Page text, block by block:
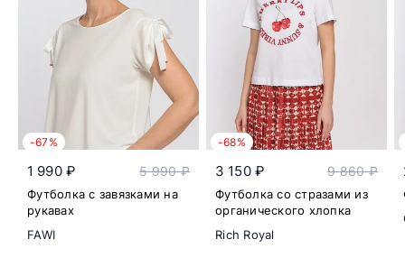
-67%
1 990 ₽ 5 990 ₽
Футболка с завязками на
рукавах
FAWI
-68%
3 150 ₽ 9 860 ₽
Футболка со стразами из
органического хлопка
Rich Royal